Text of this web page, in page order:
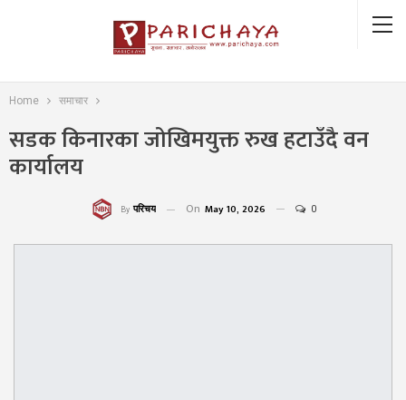
Home समाचार
सडक किनारका जोखिमयुक्त रुख हटाउँदै वन
कार्यालय
By परिचय On May 10, 2026 0